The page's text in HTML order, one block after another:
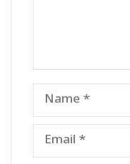
Name
Email